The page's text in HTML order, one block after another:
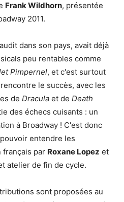
Frank Wildhorn, présentée
2011.
dans son pays, avait déjà
peu rentables comme
Pimpernel, et c'est surtout
le succès, avec les
de Dracula et de Death
des échecs cuisants : un
à Broadway ! C'est donc
entendre les
français par Roxane Lopez et
atelier de fin de cycle.
sont proposées au